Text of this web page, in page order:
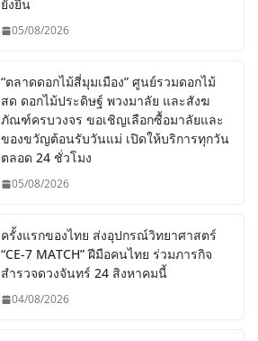
ยั่งยืน
05/08/2026
“ตลาดดอกไม้สี่มุมเมือง” ศูนย์รวมดอกไม้
สด ดอกไม้ประดิษฐ์ พวงมาลัย และสังฆ
ภัณฑ์ครบวงจร ขอเชิญเลือกซื้อมาลัยและ
ของขวัญต้อนรับวันแม่ เปิดให้บริการทุกวัน
ตลอด 24 ชั่วโมง
05/08/2026
ครั้งแรกของไทย ส่งอุปกรณ์วิทยาศาสตร์
“CE-7 MATCH” ฝีมือคนไทย ร่วมภารกิจ
สำรวจดวงจันทร์ 24 สิงหาคมนี้
04/08/2026